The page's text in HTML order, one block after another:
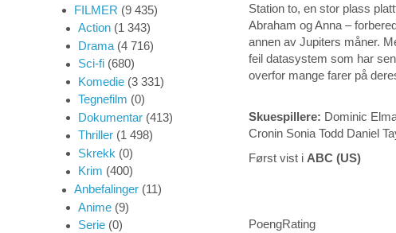
FILMER (9 435)
Action (1 343)
Drama (4 716)
Sci-fi (680)
Komedie (3 331)
Tegnefilm (0)
Dokumentar (413)
Thriller (1 498)
Skrekk (0)
Krim (400)
Anbefalinger (11)
Anime (9)
Serie (0)
Station to, en stor plass
Abraham og Anna –
annen av Jupiters måner.
feil datasystem som har
overfor mange farer på
Skuespillere: Dominic
Cronin Sonia Todd Daniel
Først vist i ABC (US)
PoengRating